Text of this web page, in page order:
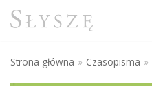
Przejdź
Strona główna » Czasopisma »